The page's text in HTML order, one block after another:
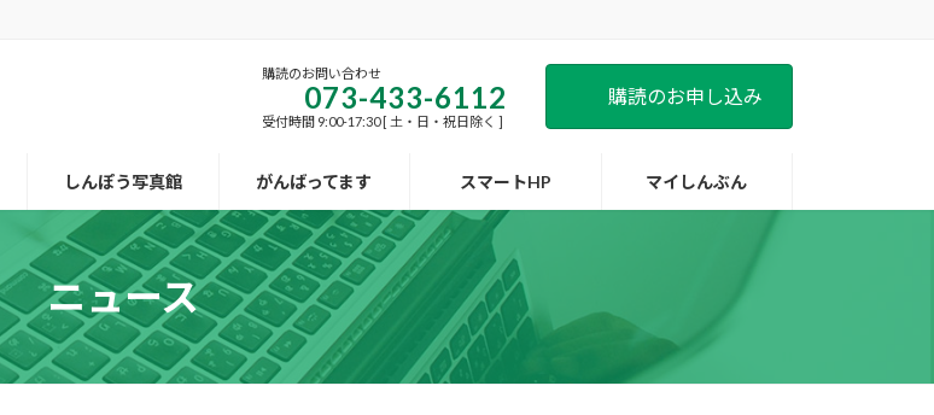
購読のお問い合わせ
073-433-6112
受付時間 9:00-17:30 [ 土・日・祝日除く ]
購読のお申し込み
しんぽう写真館 がんばってます スマートHP マイしんぶん
ニュース